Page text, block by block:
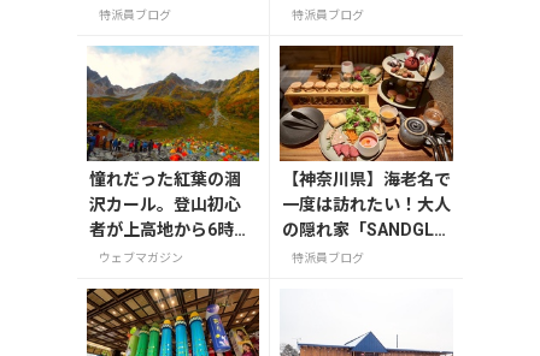
トート発売日レポ
特派員ブログ
サマルカンドプロフの
特派員ブログ
憧れだった紅葉の涸
沢カール。登山初心
者が上高地から6時間
半の登山でたどり着
高連峰
ウェブマガジン
【神奈川県】海老名で
一度は訪れたい！大人
の隠れ家「SANDGLA
SS 熾火」で味わうア
特派員ブログ